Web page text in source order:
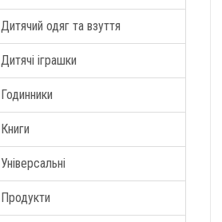
Дитячий одяг та взуття
Дитячі іграшки
Годинники
Книги
Універсальні
Продукти